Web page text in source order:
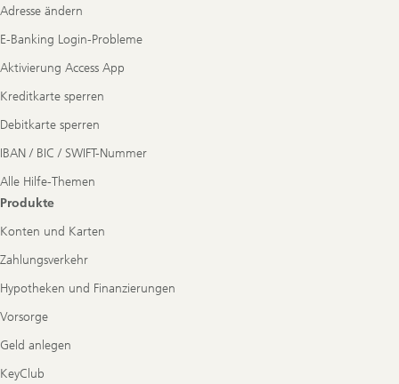
Adresse ändern
E-Banking Login-Probleme
Aktivierung Access App
Kreditkarte sperren
Debitkarte sperren
IBAN / BIC / SWIFT-Nummer
Alle Hilfe-Themen
Produkte
Konten und Karten
Zahlungsverkehr
Hypotheken und Finanzierungen
Vorsorge
Geld anlegen
KeyClub